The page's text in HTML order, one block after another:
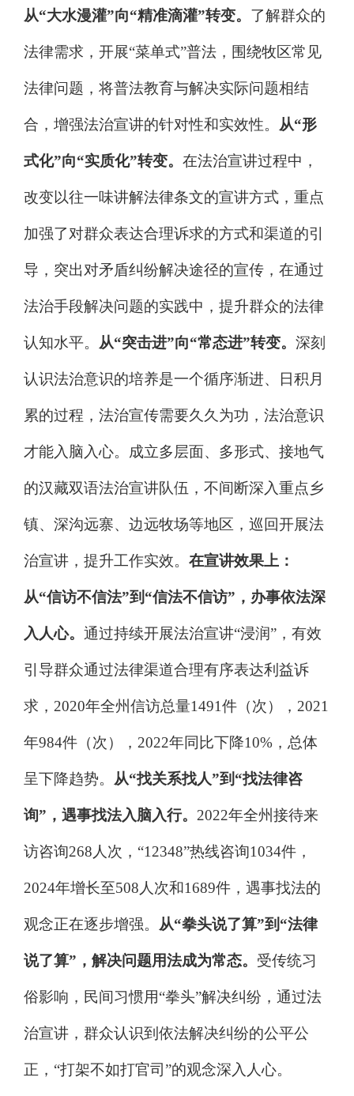
从“大水漫灌”向“精准滴灌”转变。 了解群众的
法律需求，开展“菜单式”普法，围绕牧区常见
法律问题，将普法教育与解决实际问题相结
合，增强法治宣讲的针对性和实效性。 从“形
式化”向“实质化”转变。 在法治宣讲过程中，
改变以往一味讲解法律条文的宣讲方式，重点
加强了对群众表达合理诉求的方式和渠道的引
导，突出对矛盾纠纷解决途径的宣传，在通过
法治手段解决问题的实践中，提升群众的法律
认知水平。 从“突击进”向“常态进”转变。 深刻
认识法治意识的培养是一个循序渐进、日积月
累的过程，法治宣传需要久久为功，法治意识
才能入脑入心。成立多层面、多形式、接地气
的汉藏双语法治宣讲队伍，不间断深入重点乡
镇、深沟远寨、边远牧场等地区，巡回开展法
治宣讲，提升工作实效。 在宣讲效果上：
从“信访不信法”到 “信法不信访” ，办事依法深
入人心。 通过持续开展法治宣讲“浸润” ，有效
引导群众通过法律渠道合理有序表达利益诉
求， 2020年全州信访总量1491件（次）， 2021
年984件（次）， 2022年同比下降10% ，总体
呈下降趋势。 从“找关系找人”到 “找法律咨
询” ，遇事找法入脑入行。 2022年全州接待来
访咨询268 人次， “12348”热线咨询1034件，
2024年增长至508 人次和1689件，遇事找法的
观念正在逐步增强。 从“拳头说了算”到 “法律
说了算” ，解决问题用法成为常态。 受传统习
俗影响，民间习惯用“拳头”解决纠纷，通过法
治宣讲，群众认识到依法解决纠纷的公平公
正， “打架不如打官司”的观念深入人心。